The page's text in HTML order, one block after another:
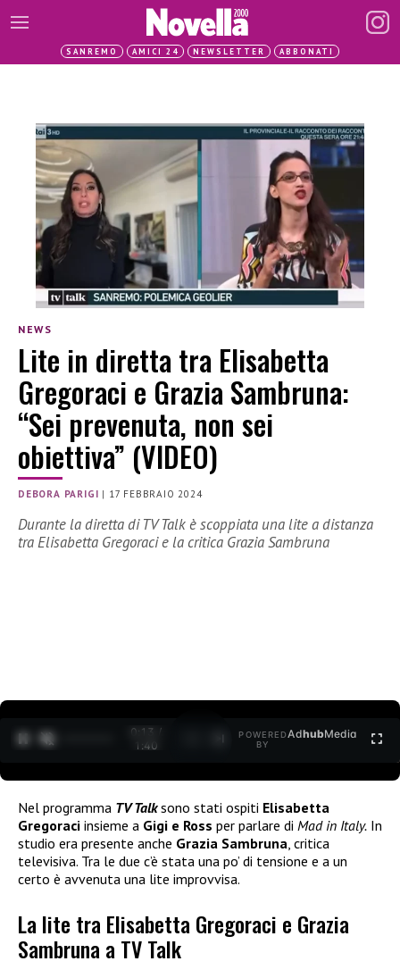
SANREMO AMICI 24 NEWSLETTER ABBONATI
NEWS
Lite in diretta tra Elisabetta
Gregoraci e Grazia Sambruna:
“Sei prevenuta, non sei
obiettiva” (VIDEO)
DEBORA PARIGI | 17 FEBBRAIO 2024
Durante la diretta di TV Talk è scoppiata una lite a distanza
tra Elisabetta Gregoraci e la critica Grazia Sambruna
0:15 /
1:40
POWERED
BY
AdhubMedia
Nel programma TV Talksono stati ospiti Elisabetta
Gregoraci insieme a Gigi e Ross per parlare di Mad in Italy. In
studio era presente anche Grazia Sambruna , critica
televisiva. Tra le due c’è stata una po’ di tensione e a un
certo è avvenuta una lite improvvisa.
La lite tra Elisabetta Gregoraci e Grazia
Sambruna a TV Talk